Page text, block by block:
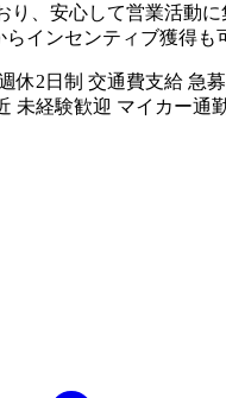
り、安心して営業活動
インセンティブ獲得も
休2日制 交通費支給 急募
未経験歓迎 マイカー通